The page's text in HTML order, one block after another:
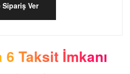
Ver
Taksit İmkanı